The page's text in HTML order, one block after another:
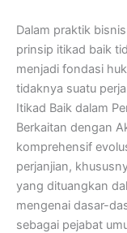
Dalam praktik
prinsip itikad baik
menjadi fondasi
tidaknya suatu
Itikad Baik dalam
Berkaitan dengan
komprehensif
perjanjian,
yang dituangkan
mengenai dasar-
sebagai pejabat